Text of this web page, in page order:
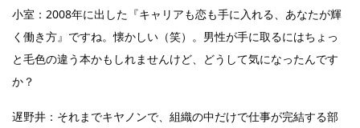
小室：2008年に出した『キャリアも恋も手に入れる、あなたが輝
く働き方』ですね。懐かしい（笑）。男性が手に取るにはちょっ
と毛色の違う本かもしれませんけど、どうして気になったんです
か？
遅野井：それまでキヤノンで、組織の中だけで仕事が完結する部